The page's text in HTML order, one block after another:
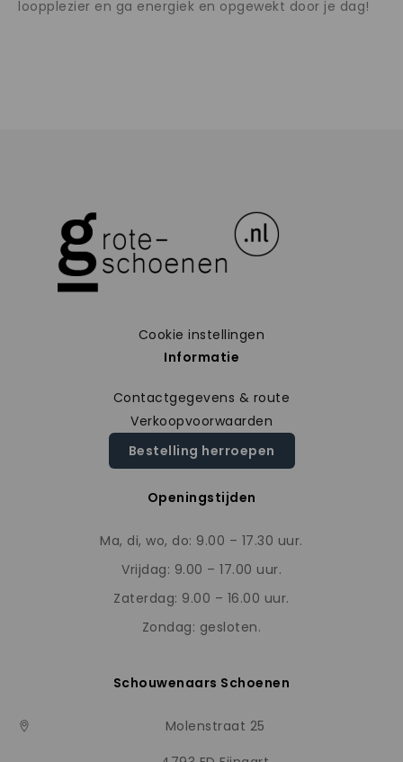
loopplezier en ga energiek en opgewekt door je dag!
Cookie instellingen
Informatie
Contactgegevens & route
Verkoopvoorwaarden
Bestelling herroepen
Openingstijden
Ma, di, wo, do: 9.00 – 17.30 uur.
Vrijdag: 9.00 – 17.00 uur.
Zaterdag: 9.00 – 16.00 uur.
Zondag: gesloten.
Schouwenaars Schoenen
Molenstraat 25